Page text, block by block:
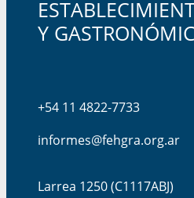
Y
+54 11 4822-7733
informes@fehgra.org.ar
Larrea 1250 (C1117ABJ)